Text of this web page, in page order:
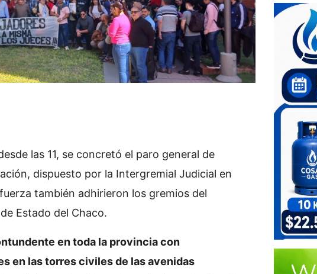
las 11, se concretó el paro general de
dispuesto por la Intergremial Judicial en
también adhirieron los gremios del
Estado del Chaco.
en toda la provincia con
en las torres civiles de las avenidas